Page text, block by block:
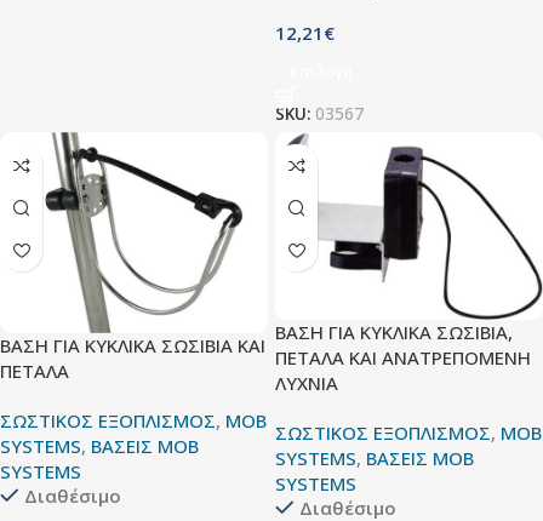
12,21 €
SKU: 03567
ΒΑΣΗ ΓΙΑ ΚΥΚΛΙΚΑ ΣΩΣΙΒΙΑ ΚΑΙ
ΠΕΤΑΛΑ
ΣΩΣΤΙΚΟΣ ΕΞΟΠΛΙΣΜΟΣ, MOB
SYSTEMS, ΒΑΣΕΙΣ MOB
SYSTEMS
Διαθέσιμο
ΒΑΣΗ ΓΙΑ ΚΥΚΛΙΚΑ ΣΩΣΙΒΙΑ,
ΠΕΤΑΛΑ ΚΑΙ ΑΝΑΤΡΕΠΟΜΕΝΗ
ΛΥΧΝΙΑ
ΣΩΣΤΙΚΟΣ ΕΞΟΠΛΙΣΜΟΣ, MOB
SYSTEMS, ΒΑΣΕΙΣ MOB
SYSTEMS
Διαθέσιμο